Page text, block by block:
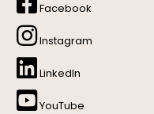
Facebook
Instagram
LinkedIn
YouTube